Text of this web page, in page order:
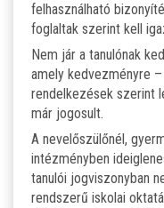
felhasználható
foglaltak szerint kell
Nem jár a tanulónak
amely kedvezményre
rendelkezések szerint
már jogosult.
A nevelőszülőnél,
intézményben
tanulói jogviszonyban
rendszerű iskolai